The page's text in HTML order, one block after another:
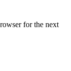
for the next